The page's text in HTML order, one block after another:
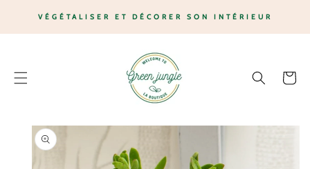
PASSER
CONTENU
VÉGÉTALISER ET DÉCORER SON INTÉRIEUR
Panier
PASSER AUX
INFORMATIONS
PRODUITS